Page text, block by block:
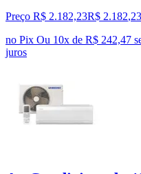
Preço R$ 2.182,23R$ 2.182,23
no Pix Ou 10x de R$ 242,47
juros